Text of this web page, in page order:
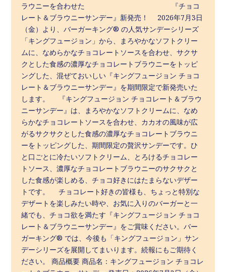
ラウニーを合わせた 『チョコ
レート＆ブラウニーサンデー』新発売！ 2026年7月3日
（金）より、バーガーキング® の人気サンデーシリーズ
「キングフュージョン」から、まろやかなソフトクリー
ムに、なめらかなチョコレートソースを合わせ、サクサ
クとした食感の濃厚なチョコレートブラウニーをトッピ
ングした、混ぜておいしい『キングフュージョン チョコ
レート＆ブラウニーサンデー』を期間限定で新発売いた
します。 『キングフュージョン チョコレート＆ブラウ
ニーサンデー』は、まろやかなソフトクリームに、なめ
らかなチョコレートソースを合わせ、カカオの風味が広
がるサクサクとした食感の濃厚なチョコレートブラウニ
ーをトッピングした、期間限定の贅沢サンデーです。ひ
と口ごとに冷たいソフトクリーム、とろけるチョコレー
トソース、濃厚なチョコレートブラウニーのサクサクと
した食感が楽しめる、チョコ好きにはたまらないデザー
トです。 チョコレート好きの皆様も、ちょっと特別な
デザートを楽しみたい時や、お気に入りのバーガーと一
緒でも、チョコ欲を満たす『キングフュージョン チョコ
レート＆ブラウニーサンデー』をご賞味ください。バー
ガーキング® では、今後も「キングフュージョン」サン
デーシリーズを展開してまいります。続報にもご期待く
ださい。 商品概要 商品名：キングフュージョン チョコレ